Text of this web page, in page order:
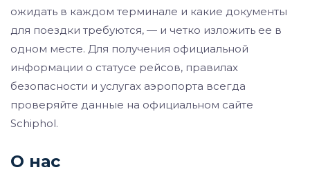
ожидать в каждом терминале и какие документы
для поездки требуются, — и четко изложить ее в
одном месте. Для получения официальной
информации о статусе рейсов, правилах
безопасности и услугах аэропорта всегда
проверяйте данные на официальном сайте
Schiphol.
О нас